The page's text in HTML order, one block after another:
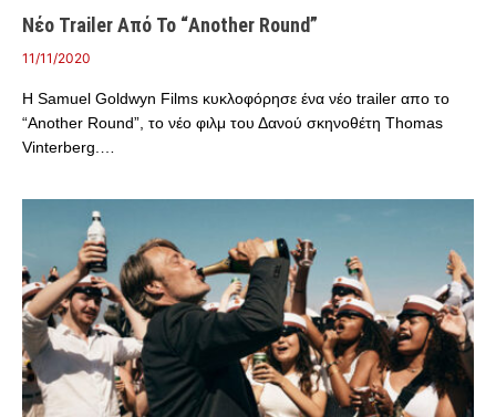
Νέο Trailer Από Το “Another Round”
11/11/2020
Η Samuel Goldwyn Films κυκλοφόρησε ένα νέο trailer απο το
“Another Round”, το νέο φιλμ του Δανού σκηνοθέτη Thomas
Vinterberg.…